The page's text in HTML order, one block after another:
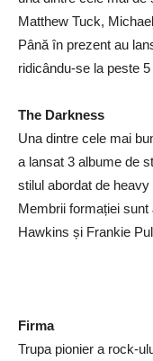
Matthew Tuck,
Până în prezent au
ridicându-se la peste
The Darkness
Una dintre cele mai
a lansat 3 albume de
stilul abordat de
Membrii formației
Hawkins și Frankie
Firma
Trupa pionier a rock-